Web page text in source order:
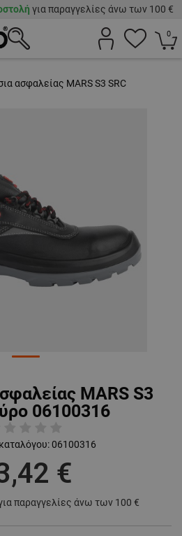
για παραγγελίες άνω των 100 €
0
ασφαλείας MARS S3 SRC
MARS S3
06100316
06100316
€
παραγγελίες άνω των 100 €